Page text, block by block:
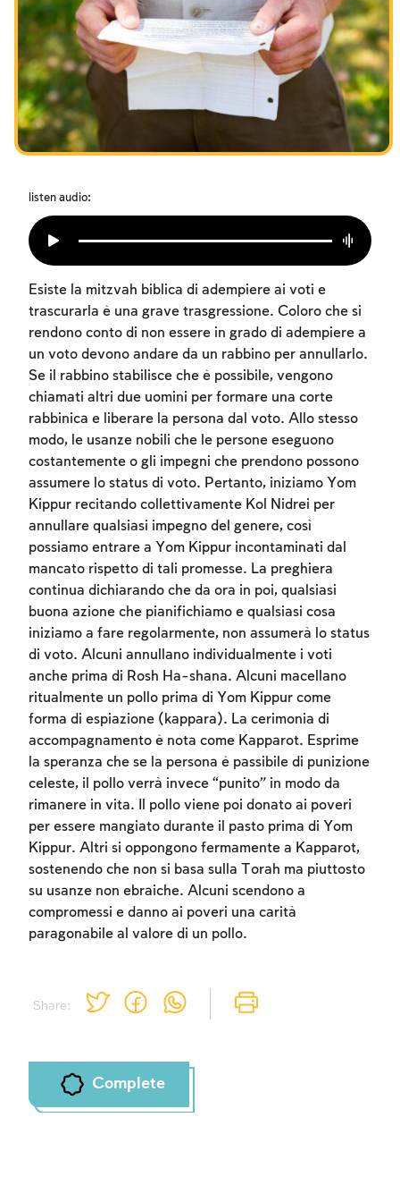
I digiuni commemorativi della distruzione del Tempio
Hanukkah
Purìm
listen audio:
Share:
Esiste la mitzvah biblica di adempiere ai voti e
trascurarla è una grave trasgressione. Coloro che si
rendono conto di non essere in grado di adempiere a
un voto devono andare da un rabbino per annullarlo.
Se il rabbino stabilisce che è possibile, vengono
chiamati altri due uomini per formare una corte
rabbinica e liberare la persona dal voto. Allo stesso
modo, le usanze nobili che le persone eseguono
costantemente o gli impegni che prendono possono
assumere lo status di voto. Pertanto, iniziamo Yom
Kippur recitando collettivamente Kol Nidrei per
annullare qualsiasi impegno del genere, così
possiamo entrare a Yom Kippur incontaminati dal
mancato rispetto di tali promesse. La preghiera
continua dichiarando che da ora in poi, qualsiasi
buona azione che pianifichiamo e qualsiasi cosa
iniziamo a fare regolarmente, non assumerà lo status
di voto. Alcuni annullano individualmente i voti
anche prima di Rosh Ha-shana. Alcuni macellano
ritualmente un pollo prima di Yom Kippur come
forma di espiazione (kappara). La cerimonia di
accompagnamento è nota come Kapparot. Esprime
la speranza che se la persona è passibile di punizione
celeste, il pollo verrà invece “punito” in modo da
rimanere in vita. Il pollo viene poi donato ai poveri
per essere mangiato durante il pasto prima di Yom
Kippur. Altri si oppongono fermamente a Kapparot,
sostenendo che non si basa sulla Torah ma piuttosto
su usanze non ebraiche. Alcuni scendono a
compromessi e danno ai poveri una carità
paragonabile al valore di un pollo.
Complete
Account required
To mark concepts as learned, you'll need
to create an account or log in.
Sign up Login